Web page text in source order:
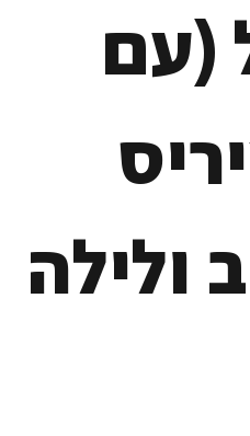
(עם
ולילה